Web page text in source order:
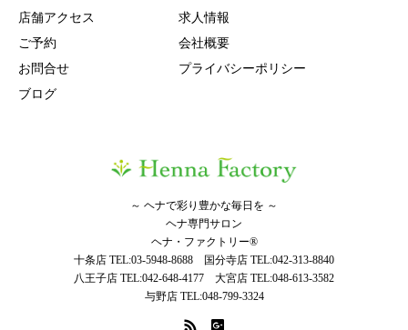
店舗アクセス
ご予約
お問合せ
ブログ
求人情報
会社概要
プライバシーポリシー
～ ヘナで彩り豊かな毎日を ～
ヘナ専門サロン
ヘナ・ファクトリー®
十条店 TEL:03-5948-8688 国分寺店 TEL:042-313-8840
八王子店 TEL:042-648-4177 大宮店 TEL:048-613-3582
与野店 TEL:048-799-3324